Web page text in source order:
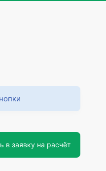
Добавить в заявку на расчёт